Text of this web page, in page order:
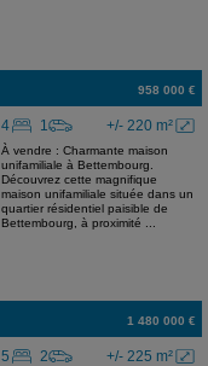
958 000 €
+/- 220 m²
4 1
À vendre : Charmante maison
unifamiliale à Bettembourg.
Découvrez cette magnifique
maison unifamiliale située dans un
quartier résidentiel paisible de
Bettembourg, à proximité ...
1 480 000 €
+/- 225 m²
5 2